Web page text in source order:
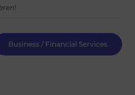
Business / Financial Services